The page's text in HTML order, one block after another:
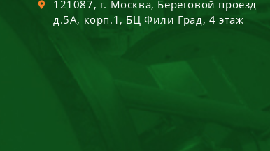
121087, г. Москва, Береговой проезд
д.5А, корп.1, БЦ Фили Град, 4 этаж